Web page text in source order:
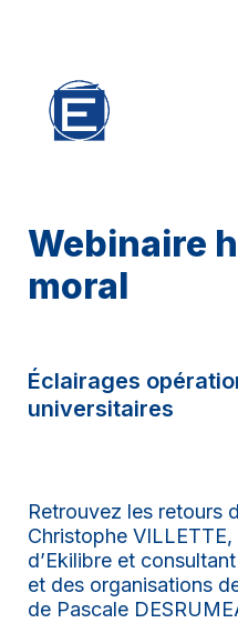
Webinaire
moral
Éclairages
universitaires
Retrouvez les retours
Christophe
d’Ekilibre et
et des organisations
de Pascale